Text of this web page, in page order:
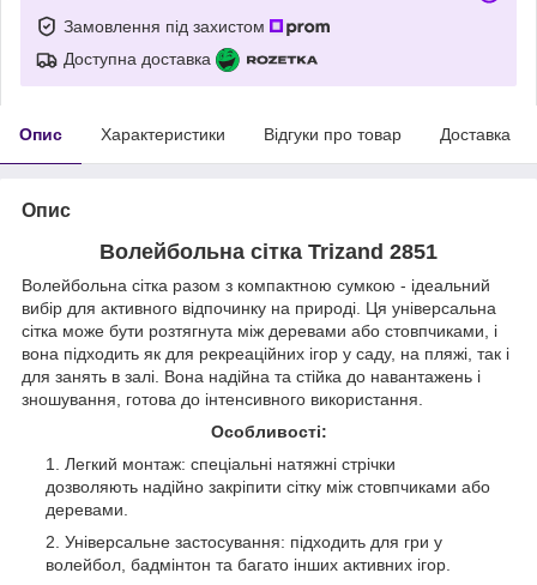
Замовлення під захистом
Доступна доставка
Опис Характеристики Відгуки про товар Доставка
Опис
Волейбольна сітка Trizand 2851
Волейбольна сітка разом з компактною сумкою - ідеальний
вибір для активного відпочинку на природі. Ця універсальна
сітка може бути розтягнута між деревами або стовпчиками, і
вона підходить як для рекреаційних ігор у саду, на пляжі, так і
для занять в залі. Вона надійна та стійка до навантажень і
зношування, готова до інтенсивного використання.
Особливості:
Легкий монтаж: спеціальні натяжні стрічки
дозволяють надійно закріпити сітку між стовпчиками або
деревами.
Універсальне застосування: підходить для гри у
волейбол, бадмінтон та багато інших активних ігор.